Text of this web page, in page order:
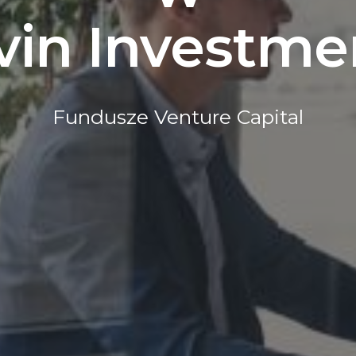
Fundusze Venture Capital